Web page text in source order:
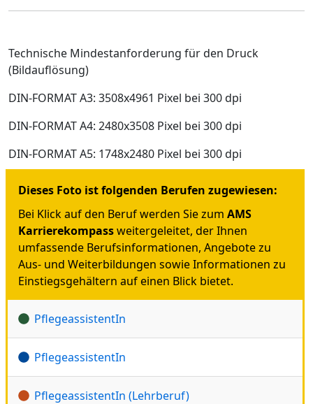
Technische Mindestanforderung für den Druck
(Bildauflösung)
DIN-FORMAT A3: 3508x4961 Pixel bei 300 dpi
DIN-FORMAT A4: 2480x3508 Pixel bei 300 dpi
DIN-FORMAT A5: 1748x2480 Pixel bei 300 dpi
Dieses Foto ist folgenden Berufen zugewiesen:
Bei Klick auf den Beruf werden Sie zum AMS
Karrierekompassweitergeleitet, der Ihnen
umfassende Berufsinformationen, Angebote zu
Aus- und Weiterbildungen sowie Informationen zu
Einstiegsgehältern auf einen Blick bietet.
PflegeassistentIn
PflegeassistentIn
PflegeassistentIn (Lehrberuf)